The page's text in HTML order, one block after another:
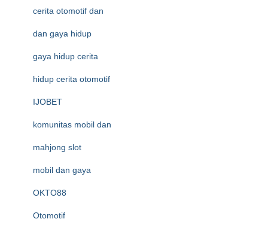
cerita otomotif dan
dan gaya hidup
gaya hidup cerita
hidup cerita otomotif
IJOBET
komunitas mobil dan
mahjong slot
mobil dan gaya
OKTO88
Otomotif